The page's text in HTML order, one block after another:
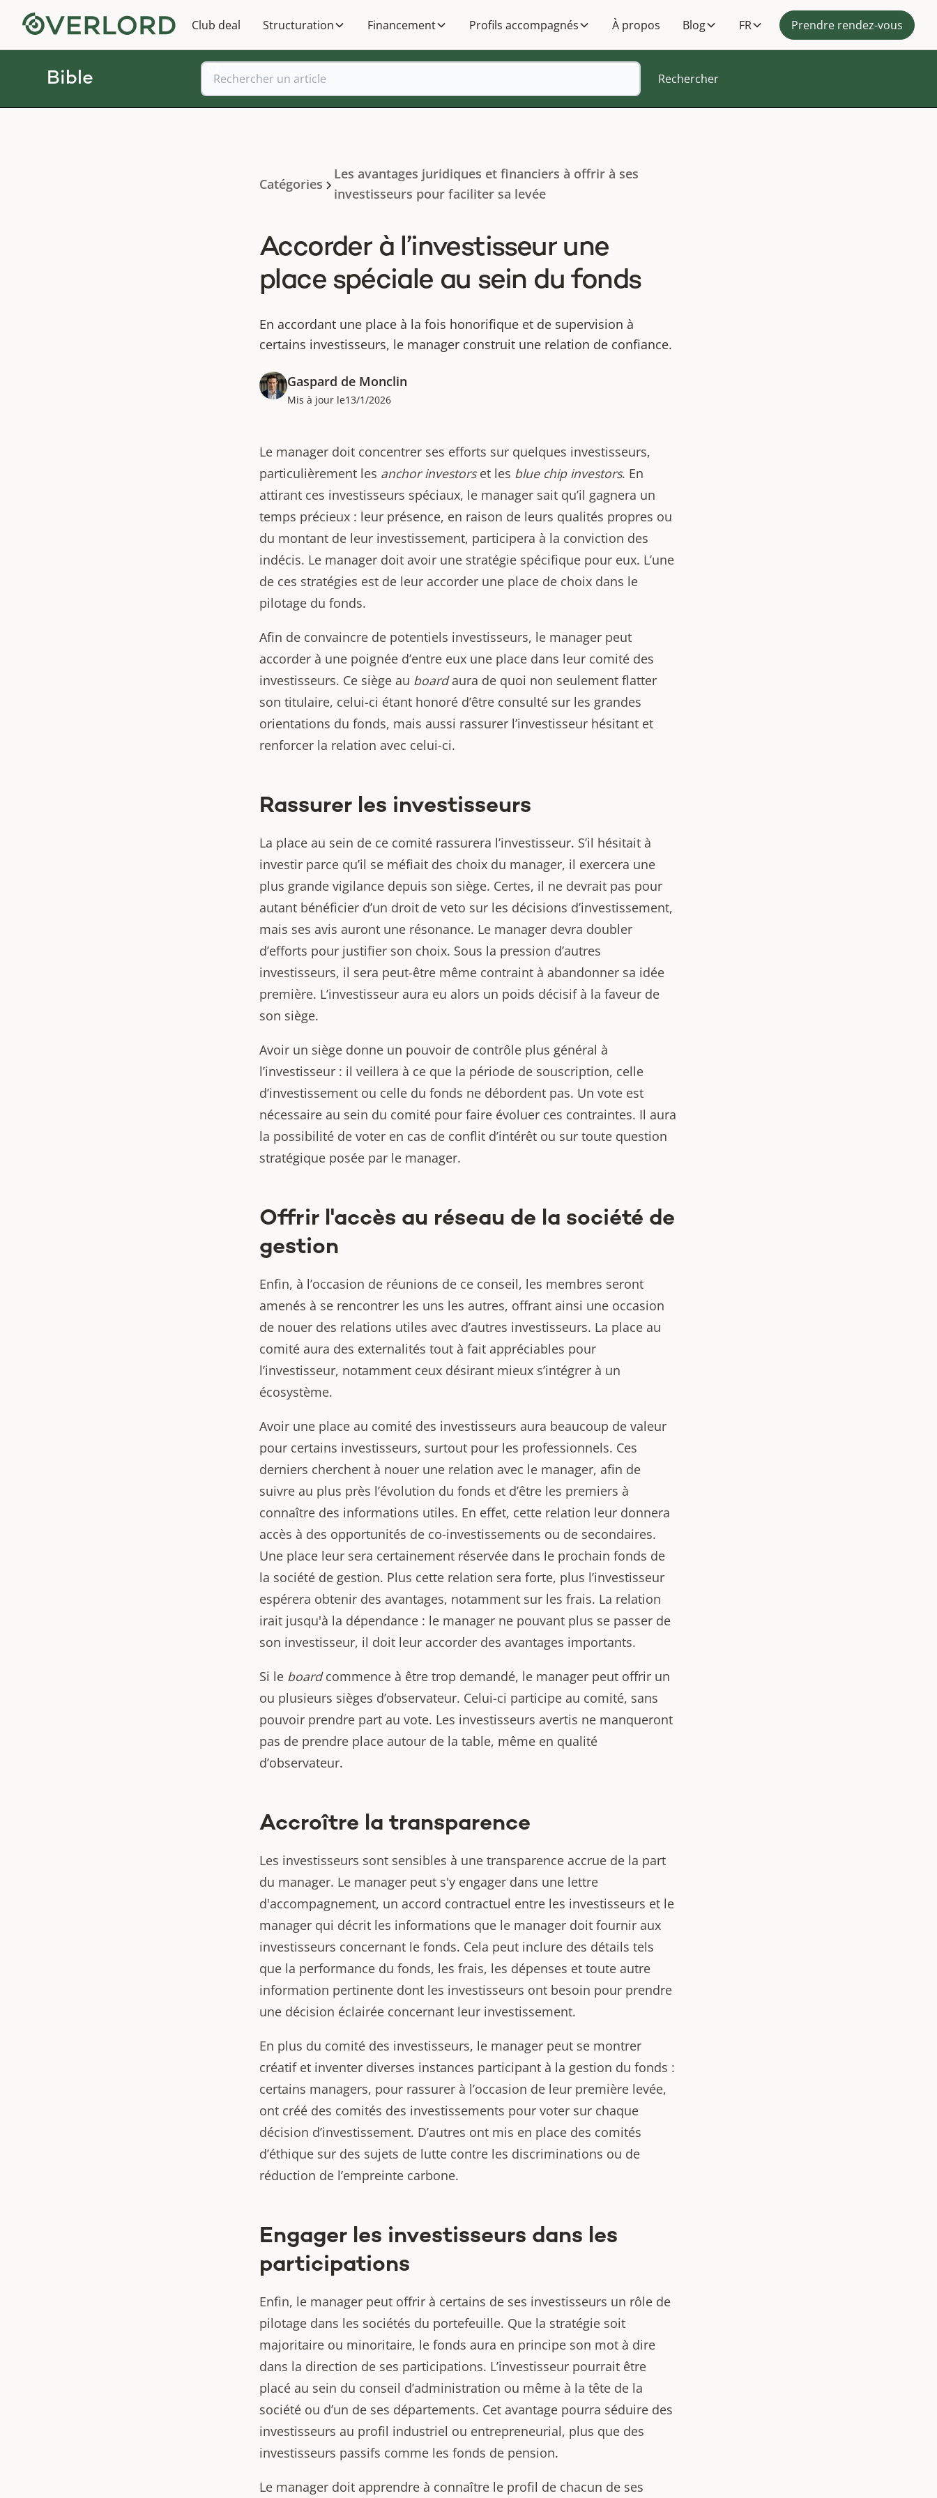
Club deal Structuration Financement Profils accompagnés À propos Blog FR Prendre rendez-vous
Bible
Catégories
Les avantages juridiques et financiers à offrir à ses
investisseurs pour faciliter sa levée
Accorder à l’investisseur une
place spéciale au sein du fonds
En accordant une place à la fois honorifique et de supervision à
certains investisseurs, le manager construit une relation de confiance.
Gaspard de Monclin
Mis à jour le13/1/2026
Le manager doit concentrer ses efforts sur quelques investisseurs,
particulièrement les anchor investorset les blue chip investors. En
attirant ces investisseurs spéciaux, le manager sait qu’il gagnera un
temps précieux : leur présence, en raison de leurs qualités propres ou
du montant de leur investissement, participera à la conviction des
indécis. Le manager doit avoir une stratégie spécifique pour eux. L’une
de ces stratégies est de leur accorder une place de choix dans le
pilotage du fonds.
Afin de convaincre de potentiels investisseurs, le manager peut
accorder à une poignée d’entre eux une place dans leur comité des
investisseurs. Ce siège au boardaura de quoi non seulement flatter
son titulaire, celui-ci étant honoré d’être consulté sur les grandes
orientations du fonds, mais aussi rassurer l’investisseur hésitant et
renforcer la relation avec celui-ci.
Rassurer les investisseurs
La place au sein de ce comité rassurera l’investisseur. S’il hésitait à
investir parce qu’il se méfiait des choix du manager, il exercera une
plus grande vigilance depuis son siège. Certes, il ne devrait pas pour
autant bénéficier d’un droit de veto sur les décisions d’investissement,
mais ses avis auront une résonance. Le manager devra doubler
d’efforts pour justifier son choix. Sous la pression d’autres
investisseurs, il sera peut-être même contraint à abandonner sa idée
première. L’investisseur aura eu alors un poids décisif à la faveur de
son siège.
Avoir un siège donne un pouvoir de contrôle plus général à
l’investisseur : il veillera à ce que la période de souscription, celle
d’investissement ou celle du fonds ne débordent pas. Un vote est
nécessaire au sein du comité pour faire évoluer ces contraintes. Il aura
la possibilité de voter en cas de conflit d’intérêt ou sur toute question
stratégique posée par le manager.
Offrir l'accès au réseau de la société de
gestion
Enfin, à l’occasion de réunions de ce conseil, les membres seront
amenés à se rencontrer les uns les autres, offrant ainsi une occasion
de nouer des relations utiles avec d’autres investisseurs. La place au
comité aura des externalités tout à fait appréciables pour
l’investisseur, notamment ceux désirant mieux s’intégrer à un
écosystème.
Avoir une place au comité des investisseurs aura beaucoup de valeur
pour certains investisseurs, surtout pour les professionnels. Ces
derniers cherchent à nouer une relation avec le manager, afin de
suivre au plus près l’évolution du fonds et d’être les premiers à
connaître des informations utiles. En effet, cette relation leur donnera
accès à des opportunités de co-investissements ou de secondaires.
Une place leur sera certainement réservée dans le prochain fonds de
la société de gestion. Plus cette relation sera forte, plus l’investisseur
espérera obtenir des avantages, notamment sur les frais. La relation
irait jusqu'à la dépendance : le manager ne pouvant plus se passer de
son investisseur, il doit leur accorder des avantages importants.
Si le boardcommence à être trop demandé, le manager peut offrir un
ou plusieurs sièges d’observateur. Celui-ci participe au comité, sans
pouvoir prendre part au vote. Les investisseurs avertis ne manqueront
pas de prendre place autour de la table, même en qualité
d’observateur.
Accroître la transparence
Les investisseurs sont sensibles à une transparence accrue de la part
du manager. Le manager peut s'y engager dans une lettre
d'accompagnement, un accord contractuel entre les investisseurs et le
manager qui décrit les informations que le manager doit fournir aux
investisseurs concernant le fonds. Cela peut inclure des détails tels
que la performance du fonds, les frais, les dépenses et toute autre
information pertinente dont les investisseurs ont besoin pour prendre
une décision éclairée concernant leur investissement.
En plus du comité des investisseurs, le manager peut se montrer
créatif et inventer diverses instances participant à la gestion du fonds :
certains managers, pour rassurer à l’occasion de leur première levée,
ont créé des comités des investissements pour voter sur chaque
décision d’investissement. D’autres ont mis en place des comités
d’éthique sur des sujets de lutte contre les discriminations ou de
réduction de l’empreinte carbone.
Engager les investisseurs dans les
participations
Enfin, le manager peut offrir à certains de ses investisseurs un rôle de
pilotage dans les sociétés du portefeuille. Que la stratégie soit
majoritaire ou minoritaire, le fonds aura en principe son mot à dire
dans la direction de ses participations. L’investisseur pourrait être
placé au sein du conseil d’administration ou même à la tête de la
société ou d’un de ses départements. Cet avantage pourra séduire des
investisseurs au profil industriel ou entrepreneurial, plus que des
investisseurs passifs comme les fonds de pension.
Le manager doit apprendre à connaître le profil de chacun de ses